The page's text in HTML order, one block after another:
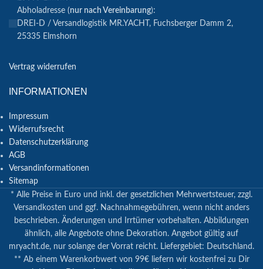
Abholadresse (nur nach Vereinbarung):
DREI-D / Versandlogistik MR.YACHT, Fuchsberger Damm 2,
25335 Elmshorn
Vertrag widerrufen
INFORMATIONEN
Impressum
Widerrufsrecht
Datenschutzerklärung
AGB
Versandinformationen
Sitemap
* Alle Preise in Euro und inkl. der gesetzlichen Mehrwertsteuer, zzgl.
Versandkosten und ggf. Nachnahmegebühren, wenn nicht anders
beschrieben. Änderungen und Irrtümer vorbehalten. Abbildungen
ähnlich, alle Angebote ohne Dekoration. Angebot gültig auf
mryacht.de, nur solange der Vorrat reicht. Liefergebiet: Deutschland.
** Ab einem Warenkorbwert von 99€ liefern wir kostenfrei zu Dir